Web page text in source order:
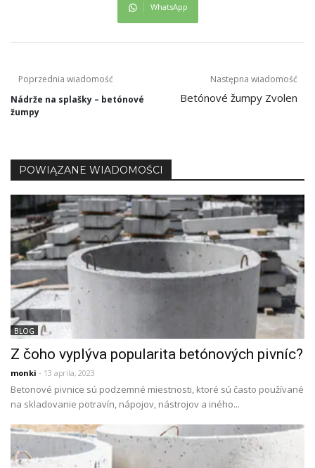
WhatsApp
Navigacija
prispevka
Poprzednia wiadomość
Nádrže na splašky – betónové
žumpy
Następna wiadomość
Betónové žumpy Zvolen
POWIĄZANE WIADOMOŚCI
BLOG
Z čoho vyplýva popularita betónových pivníc?
monki - 13 aprila, 2023
Betonové pivnice sú podzemné miestnosti, ktoré sú často používané
na skladovanie potravín, nápojov, nástrojov a iného...